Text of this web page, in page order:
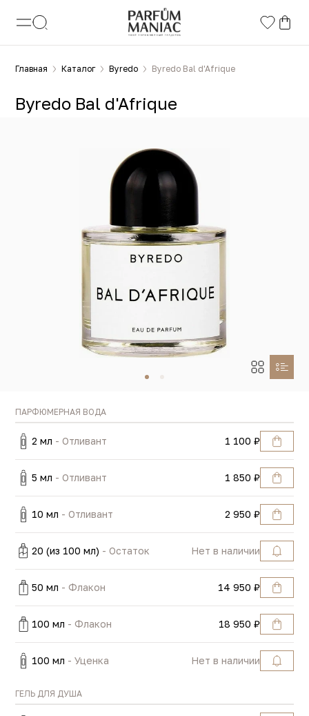
Главная Каталог Byredo Byredo Bal d'Afrique
Byredo Bal d'Afrique
ПАРФЮМЕРНАЯ ВОДА
2 мл - Отливант 1 100 ₽
5 мл - Отливант 1 850 ₽
10 мл - Отливант 2 950 ₽
20 (из 100 мл) - Остаток Нет в наличии
50 мл - Флакон 14 950 ₽
100 мл - Флакон 18 950 ₽
100 мл - Уценка Нет в наличии
ГЕЛЬ ДЛЯ ДУША